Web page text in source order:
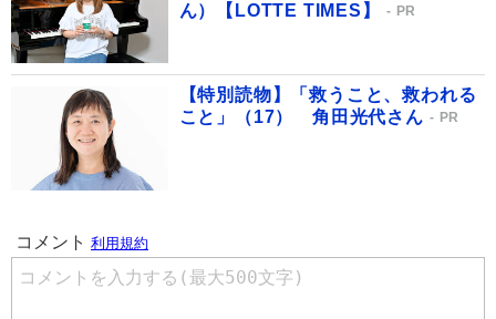
ん）【LOTTE TIMES】
PR
【特別読物】「救うこと、救われる
こと」（17） 角田光代さん
PR